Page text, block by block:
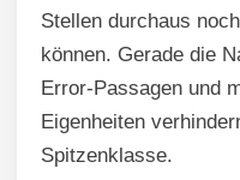
Stellen durchaus
können. Gerade die
Error-Passagen und
Eigenheiten
Spitzenklasse.